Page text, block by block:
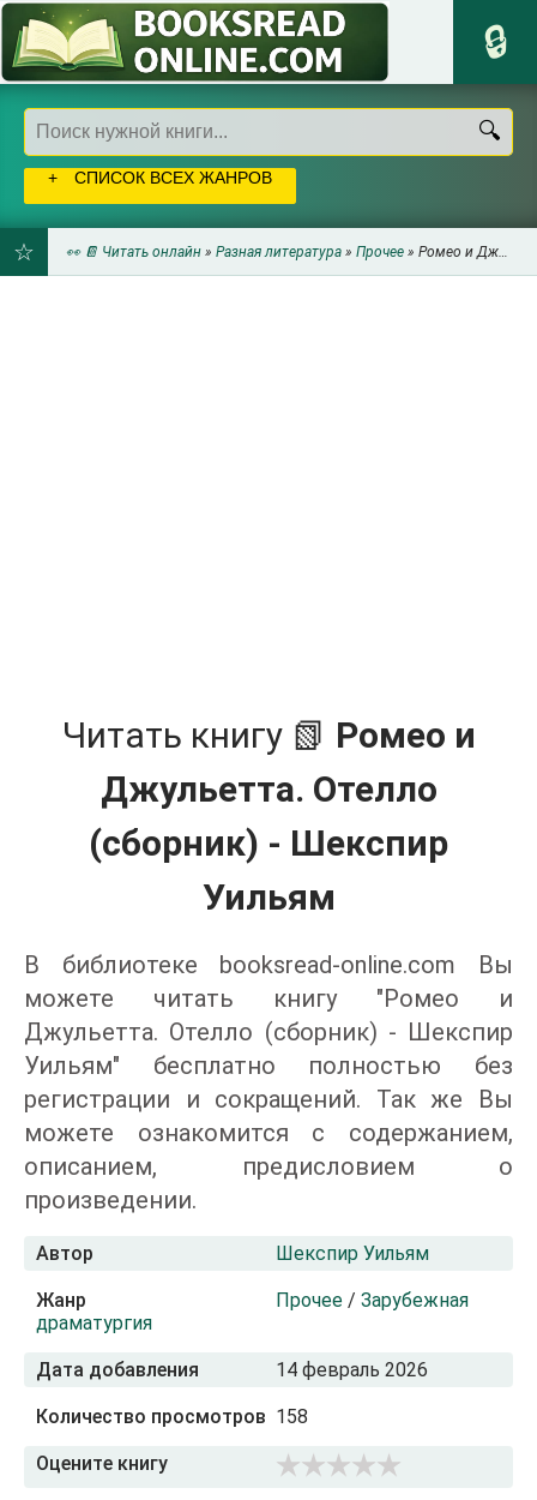
СПИСОК ВСЕХ ЖАНРОВ
👀 📔 Читать онлайн » Разная литература » Прочее » Ромео и Джульетта. Отелло (сборник) - Шекспир Уильям
Читать книгу 📗 Ромео и
Джульетта. Отелло
(сборник) - Шекспир
Уильям
В библиотеке booksread-online.com Вы
можете читать книгу "Ромео и
Джульетта. Отелло (сборник) - Шекспир
Уильям" бесплатно полностью без
регистрации и сокращений. Так же Вы
можете ознакомится с содержанием,
описанием, предисловием о
произведении.
Автор Шекспир Уильям
Жанр Прочее / Зарубежная
драматургия
Дата добавления 14 февраль 2026
Количество просмотров 158
Оцените книгу